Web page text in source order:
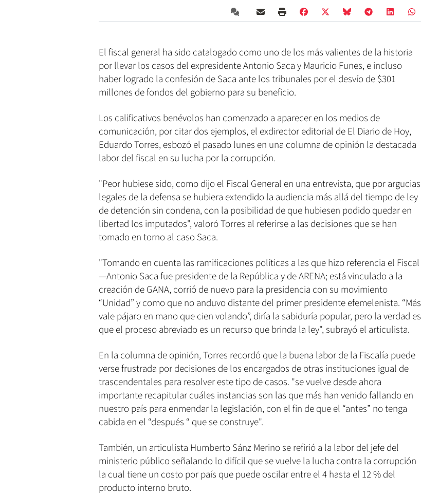
El fiscal general ha sido catalogado como uno de los más valientes de la historia
por llevar los casos del expresidente Antonio Saca y Mauricio Funes, e incluso
haber logrado la confesión de Saca ante los tribunales por el desvío de $301
millones de fondos del gobierno para su beneficio.
Los calificativos benévolos han comenzado a aparecer en los medios de
comunicación, por citar dos ejemplos, el exdirector editorial de El Diario de Hoy,
Eduardo Torres, esbozó el pasado lunes en una columna de opinión la destacada
labor del fiscal en su lucha por la corrupción.
"Peor hubiese sido, como dijo el Fiscal General en una entrevista, que por argucias
legales de la defensa se hubiera extendido la audiencia más allá del tiempo de ley
de detención sin condena, con la posibilidad de que hubiesen podido quedar en
libertad los imputados", valoró Torres al referirse a las decisiones que se han
tomado en torno al caso Saca.
"Tomando en cuenta las ramificaciones políticas a las que hizo referencia el Fiscal
—Antonio Saca fue presidente de la República y de ARENA; está vinculado a la
creación de GANA, corrió de nuevo para la presidencia con su movimiento
“Unidad” y como que no anduvo distante del primer presidente efemelenista. “Más
vale pájaro en mano que cien volando”, diría la sabiduría popular, pero la verdad es
que el proceso abreviado es un recurso que brinda la ley", subrayó el articulista.
En la columna de opinión, Torres recordó que la buena labor de la Fiscalía puede
verse frustrada por decisiones de los encargados de otras instituciones igual de
trascendentales para resolver este tipo de casos. "se vuelve desde ahora
importante recapitular cuáles instancias son las que más han venido fallando en
nuestro país para enmendar la legislación, con el fin de que el “antes” no tenga
cabida en el “después “ que se construye".
También, un articulista Humberto Sánz Merino se refirió a la labor del jefe del
ministerio público señalando lo difícil que se vuelve la lucha contra la corrupción
la cual tiene un costo por país que puede oscilar entre el 4 hasta el 12 % del
producto interno bruto.